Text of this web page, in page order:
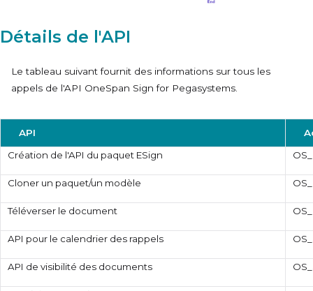
Détails de l'API
Le tableau suivant fournit des informations sur tous les
appels de l'API OneSpan Sign for Pegasystems.
API
Création de l'API du paquet ESign
Cloner un paquet/un modèle
Téléverser le document
API pour le calendrier des rappels
API de visibilité des documents